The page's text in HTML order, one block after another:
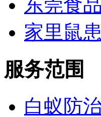
东莞食
家里鼠
服务范围
白蚁防